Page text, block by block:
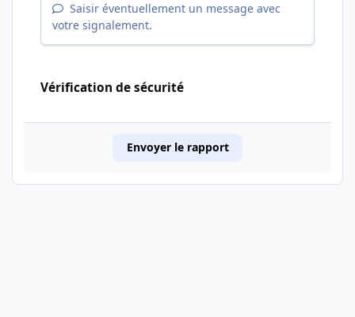
Saisir éventuellement un message avec
votre signalement.
Vérification de sécurité
Envoyer le rapport